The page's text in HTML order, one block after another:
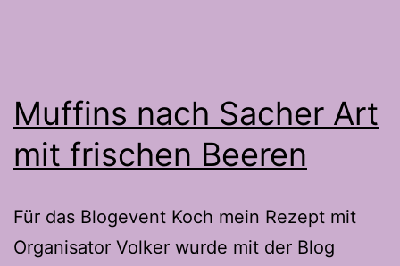
Muffins nach Sacher Art
mit frischen Beeren
Für das Blogevent Koch mein Rezept mit
Organisator Volker wurde mit der Blog